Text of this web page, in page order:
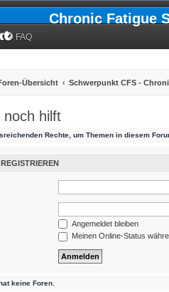
Chronic Fatigue
FAQ
Übersicht Schwerpunkt CFS -
noch hilft
Rechte, um Themen in diesem
REGISTRIEREN
Angemeldet bleiben
Meinen Online-Status
keine Foren.